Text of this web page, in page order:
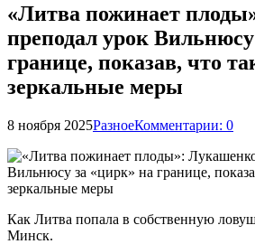
«Литва пожинает
преподал урок
границе, показав, что
зеркальные меры
8 ноября 2025РазноеКомментарии: 0
Как Литва попала в собственную
Минск.